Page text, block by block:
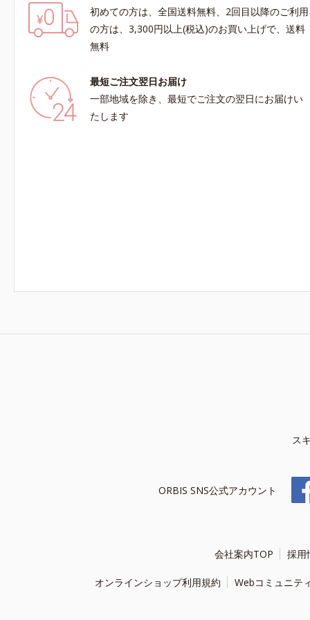
初めての方は、全国送料無料、2回目以降のご利用
の方は、3,300円以上(税込)のお買い上げで、送料
無料
最短ご注文翌日お届け
一部地域を除き、最短でご注文の翌日にお届けい
たします
ス
ORBIS SNS公式アカウント
会社案内TOP 採用
オンラインショップ利用規約 Webコミュニテ